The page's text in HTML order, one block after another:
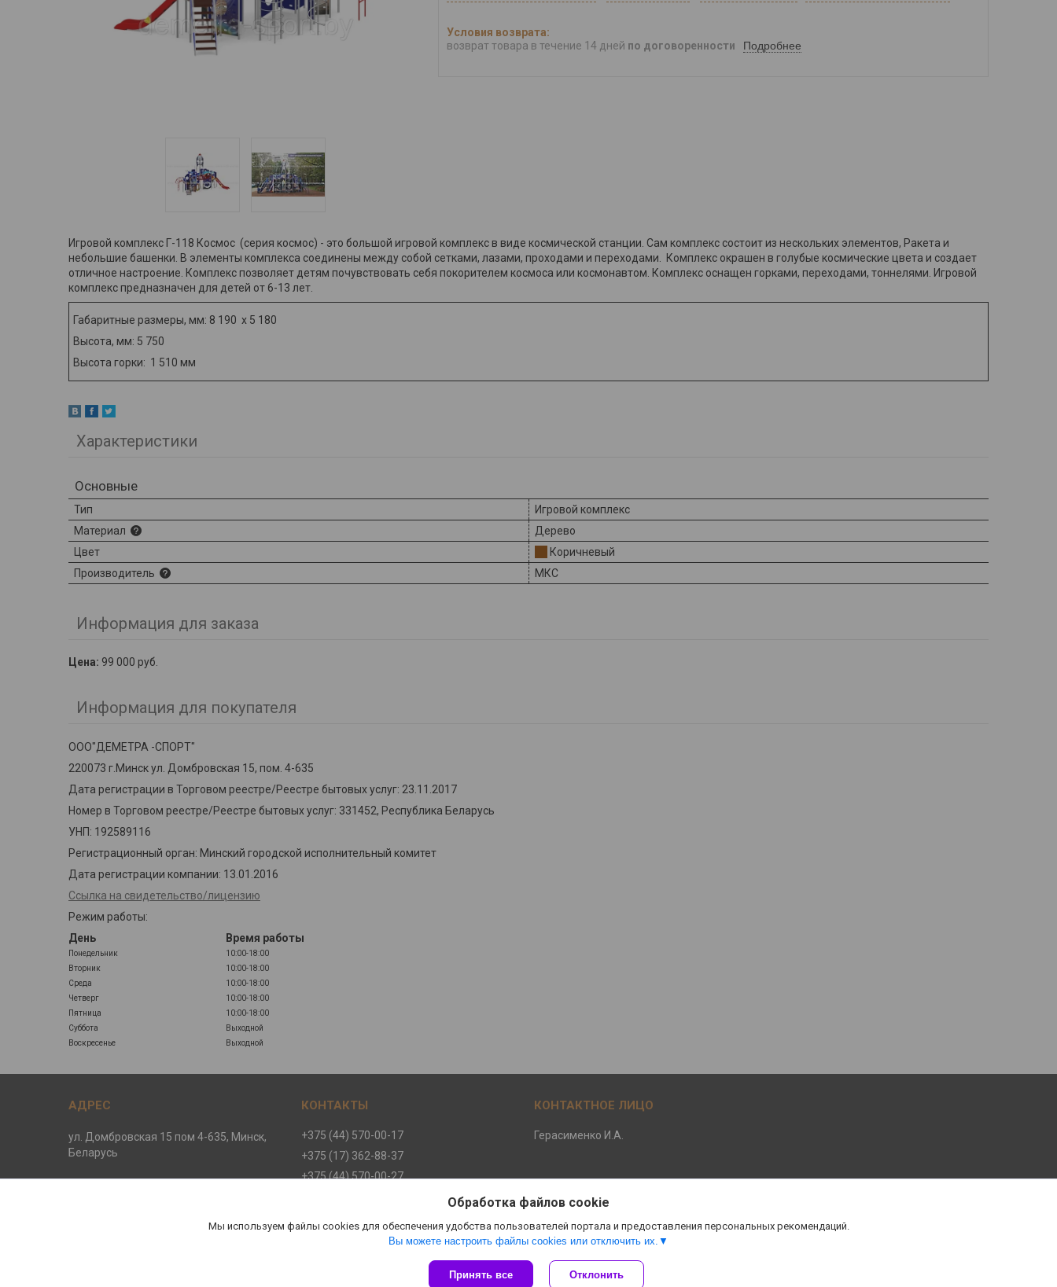
возврат товара в течение 14 дней по договоренности Подробнее
Игровой комплекс Г-118 Космос (серия космос) - это большой игровой комплекс в виде космической станции. Сам комплекс состоит из нескольких элементов, Ракета и
небольшие башенки. В элементы комплекса соединены между собой сетками, лазами, проходами и переходами. Комплекс окрашен в голубые космические цвета и создает
отличное настроение. Комплекс позволяет детям почувствовать себя покорителем космоса или космонавтом. Комплекс оснащен горками, переходами, тоннелями. Игровой
комплекс предназначен для детей от 6-13 лет.
Габаритные размеры, мм: 8 190 х 5 180
Высота, мм: 5 750
Высота горки: 1 510 мм
Характеристики
Основные
Тип
Игровой комплекс
Материал
Дерево
Цвет
Коричневый
Производитель
МКС
Информация для заказа
Цена: 99 000 руб.
Информация для покупателя
ООО"ДЕМЕТРА -СПОРТ"
220073 г.Минск ул. Домбровская 15, пом. 4-635
Дата регистрации в Торговом реестре/Реестре бытовых услуг: 23.11.2017
Номер в Торговом реестре/Реестре бытовых услуг: 331452, Республика Беларусь
УНП: 192589116
Регистрационный орган: Минский городской исполнительный комитет
Дата регистрации компании: 13.01.2016
Ссылка на свидетельство/лицензию
Режим работы:
День
Время работы
Понедельник
10:00-18:00
Вторник
10:00-18:00
Среда
10:00-18:00
Четверг
10:00-18:00
Пятница
10:00-18:00
Суббота
Выходной
Воскресенье
Выходной
ул. Домбровская 15 пом 4-635, Минск,
Беларусь
+375 (44) 570-00-17
+375 (17) 362-88-37
+375 (44) 570-00-27
Герасименко И.А.
Сайт создан на платформе Deal.by
Обработка файлов cookie
Мы используем файлы cookies для обеспечения удобства пользователей портала и предоставления персональных рекомендаций.
Вы можете настроить файлы cookies или отключить их.
Принять все Отклонить